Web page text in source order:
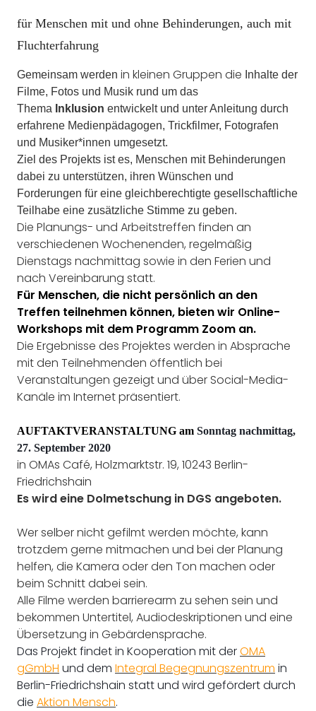
für Menschen mit und ohne Behinderungen, auch mit
Fluchterfahrung
Gemeinsam werden in kleinen Gruppen die Inhalte der
Filme, Fotos und Musik rund um das
Thema Inklusion entwickelt und unter Anleitung durch
erfahrene Medienpädagogen, Trickfilmer, Fotografen
und Musiker*innen umgesetzt.
Ziel des Projekts ist es, Menschen mit Behinderungen
dabei zu unterstützen, ihren Wünschen und
Forderungen für eine gleichberechtigte gesellschaftliche
Teilhabe eine zusätzliche Stimme zu geben.
Die Planungs- und Arbeitstreffen finden an
verschiedenen Wochenenden, regelmäßig
Dienstags nachmittag sowie in den Ferien und
nach Vereinbarung statt.
Für Menschen, die nicht persönlich an den
Treffen teilnehmen können, bieten wir Online-
Workshops mit dem Programm Zoom an.
Die Ergebnisse des Projektes werden in Absprache
mit den Teilnehmenden öffentlich bei
Veranstaltungen gezeigt und über Social-Media-
Kanäle im Internet präsentiert.
AUFTAKTVERANSTALTUNG am Sonntag nachmittag,
27. September 2020
in OMAs Café, Holzmarktstr. 19, 10243 Berlin-
Friedrichshain
Es wird eine Dolmetschung in DGS angeboten.
Wer selber nicht gefilmt werden möchte, kann
trotzdem gerne mitmachen und bei der Planung
helfen, die Kamera oder den Ton machen oder
beim Schnitt dabei sein.
Alle Filme werden barrierearm zu sehen sein und
bekommen Untertitel, Audiodeskriptionen und eine
Übersetzung in Gebärdensprache.
Das Projekt findet in Kooperation mit derOMA
gGmbH und dem Integral Begegnungszentrum in
Berlin-Friedrichshain statt und wird gefördert durch
die Aktion Mensch.